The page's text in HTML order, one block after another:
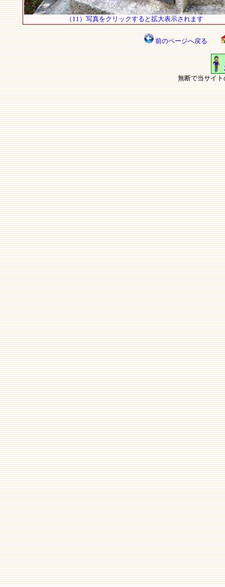
（11）写真をクリックすると拡大表示されます
前のページへ戻る
無断で当サイ